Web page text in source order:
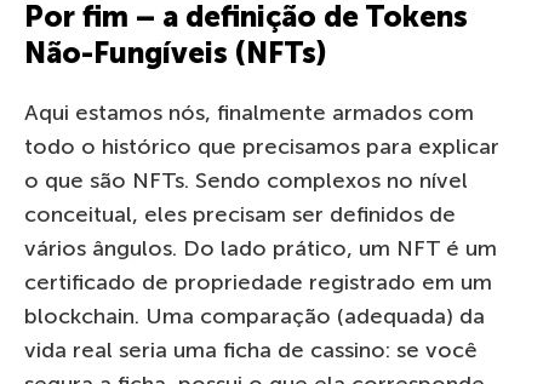
Por fim – a definição de Tokens
Não-Fungíveis (NFTs)
Aqui estamos nós, finalmente armados com
todo o histórico que precisamos para explicar
o que são NFTs. Sendo complexos no nível
conceitual, eles precisam ser definidos de
vários ângulos. Do lado prático, um NFT é um
certificado de propriedade registrado em um
blockchain. Uma comparação (adequada) da
vida real seria uma ficha de cassino: se você